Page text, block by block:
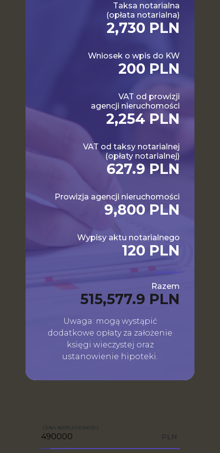
Taksa notarialna
(opłata notarialna)
2,730 PLN
Wniosek o wpis do KW
200 PLN
VAT od prowizji
agencji nieruchomości
2,254 PLN
VAT od taksy notarialnej
(opłaty notarialnej)
627.9 PLN
Prowizja agencji nieruchomości
9,800 PLN
Wypisy aktu notarialnego
120 PLN
Razem
515,577.9 PLN
Uwaga: mogą wystąpić
dodatkowe opłaty za założenie
księgi wieczystej oraz
ustanowienie hipoteki.
CENA NIERUCHOMOŚCI
PLN